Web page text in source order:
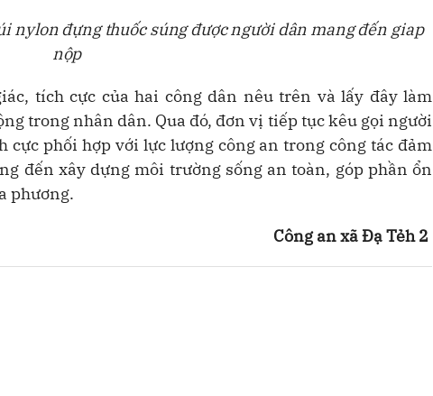
nylon đựng thuốc súng được người dân mang đến giap
nộp
tích cực của hai công dân nêu trên và lấy đây làm
trong nhân dân. Qua đó, đơn vị tiếp tục kêu gọi người
phối hợp với lực lượng công an trong công tác đảm
đến xây dựng môi trường sống an toàn, góp phần ổn
phương.
Công an xã Đạ Tẻh 2